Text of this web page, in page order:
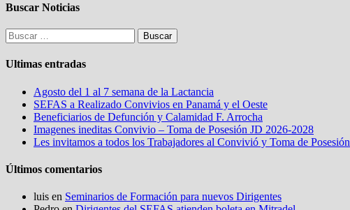
Buscar Noticias
Buscar:
Ultimas entradas
Agosto del 1 al 7 semana de la Lactancia
SEFAS a Realizado Convivios en Panamá y el Oeste
Beneficiarios de Defunción y Calamidad F. Arrocha
Imagenes ineditas Convivio – Toma de Posesión JD 2026-2028
Les invitamos a todos los Trabajadores al Convivió y Toma de Posesión
Últimos comentarios
luis en Seminarios de Formación para nuevos Dirigentes